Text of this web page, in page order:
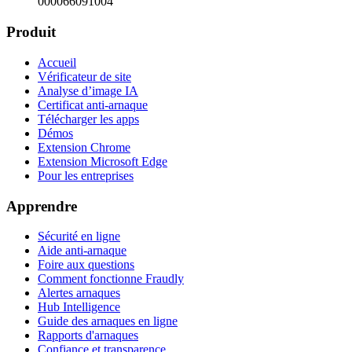
Produit
Accueil
Vérificateur de site
Analyse d’image IA
Certificat anti-arnaque
Télécharger les apps
Démos
Extension Chrome
Extension Microsoft Edge
Pour les entreprises
Apprendre
Sécurité en ligne
Aide anti-arnaque
Foire aux questions
Comment fonctionne Fraudly
Alertes arnaques
Hub Intelligence
Guide des arnaques en ligne
Rapports d'arnaques